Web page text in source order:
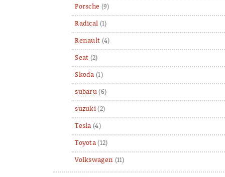
Porsche (9)
Radical (1)
Renault (4)
Seat (2)
Skoda (1)
subaru (6)
suzuki (2)
Tesla (4)
Toyota (12)
Volkswagen (11)